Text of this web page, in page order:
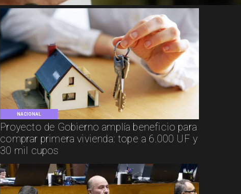
NACIONAL
Proyecto de Gobierno amplía beneficio para
comprar primera vivienda: tope a 6.000 UF y
30 mil cupos